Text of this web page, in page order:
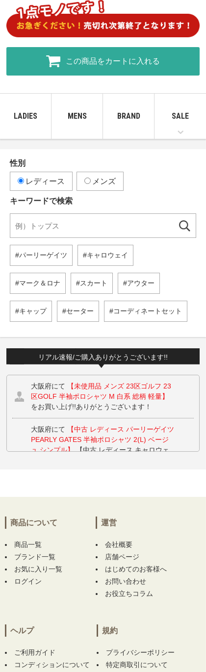
この商品をカートに入れる
LADIES MENS BRAND SALE
性別
レディース メンズ
キーワードで検索
パーリーゲイツ キャロウェイ
マーク＆ロナ スカート アウター
キャップ セーター コーディネートセット
リアル速報/ご購入ありがとうございます!!
大阪府にて
【未使用品 メンズ 23区ゴルフ 23
区GOLF 半袖ポロシャツ M 白系 総柄 軽量】
をお買い上げ!!ありがとうございます！
大阪府にて
【中古 レディース パーリーゲイツ
PEARLY GATES 半袖ポロシャツ 2(L) ベージ
ュ シンプル】【中古 レディース キャロウェ
兵庫県にて
【未使用品 ニューバランスゴルフ
ト Fresh Foam X 2500 v5 BOA スパイクレス
[UG2500BA]】
をお買い上げ!!ありがとうござ
います！
archivio 半袖ポロシャツ 40(L) グリーン スタ
ONA キャップ ホワイト 白 訳あり シンプル】
をお買い上げ!!ありがとうございます！
商品について
商品一覧
ブランド一覧
お気に入り一覧
ログイン
運営
会社概要
店舗ページ
はじめてのお客様へ
お問い合わせ
お役立ちコラム
ヘルプ
ご利用ガイド
コンディションについて
規約
プライバシーポリシー
特定商取引について